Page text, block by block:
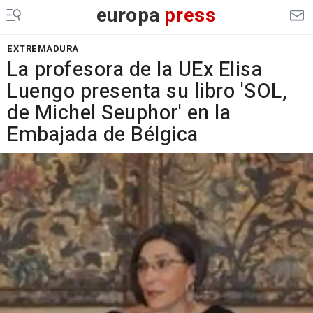
europa press
EXTREMADURA
La profesora de la UEx Elisa
Luengo presenta su libro 'SOL,
de Michel Seuphor' en la
Embajada de Bélgica